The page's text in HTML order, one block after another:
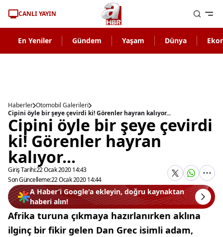
CANLI YAYIN
En Yeniler Gündem Yaşam Dünya
Haberler Otomobil Galerileri
Cipini öyle bir şeye çevirdi ki! Görenler hayran kalıyor...
Cipini öyle bir şeye çevirdi
ki! Görenler hayran
kalıyor...
Giriş Tarihi:22 Ocak 2020 14:43
Son Güncelleme:22 Ocak 2020 14:44
A Haber’i Google'a ekleyin, doğru kaynaktan
haberi alın!
Afrika turuna çıkmaya hazırlanırken aklına
ilginç bir fikir gelen Dan Grec isimli adam,